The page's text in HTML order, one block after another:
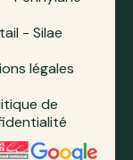
- Silae
légales
de